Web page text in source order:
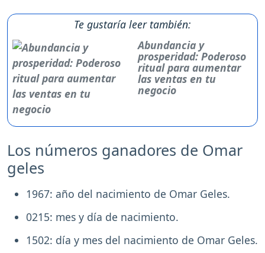
Te gustaría leer también:
Abundancia y
prosperidad: Poderoso
ritual para aumentar
las ventas en tu
negocio
Los números ganadores de Omar
geles
1967: año del nacimiento de Omar Geles.
0215: mes y día de nacimiento.
1502: día y mes del nacimiento de Omar Geles.